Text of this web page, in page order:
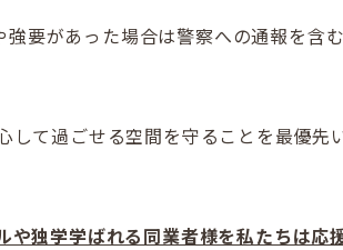
要があった場合は警察への通報を含
して過ごせる空間を守ることを最優先
や独学学ばれる同業者様を私たちは応援